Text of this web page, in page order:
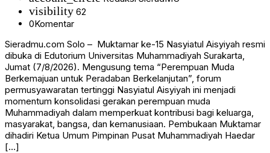
visibility 62
0Komentar
Sieradmu.com Solo – Muktamar ke-15 Nasyiatul Aisyiyah resmi
dibuka di Edutorium Universitas Muhammadiyah Surakarta,
Jumat (7/8/2026). Mengusung tema “Perempuan Muda
Berkemajuan untuk Peradaban Berkelanjutan”, forum
permusyawaratan tertinggi Nasyiatul Aisyiyah ini menjadi
momentum konsolidasi gerakan perempuan muda
Muhammadiyah dalam memperkuat kontribusi bagi keluarga,
masyarakat, bangsa, dan kemanusiaan. Pembukaan Muktamar
dihadiri Ketua Umum Pimpinan Pusat Muhammadiyah Haedar
[…]